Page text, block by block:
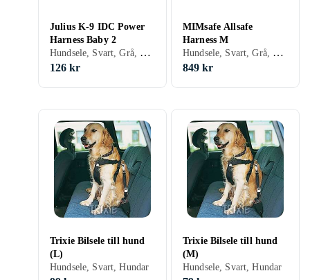
Julius K-9 IDC Power
Harness Baby 2
Hundsele, Svart, Grå, Blå, Röd, Gul, Orange, Grön, Rosa, Lila, Hundar, Katter
126 kr
MIMsafe Allsafe
Harness M
Hundsele, Svart, Grå, Hundar
849 kr
Trixie Bilsele till hund
(L)
Hundsele, Svart, Hundar
Trixie Bilsele till hund
(M)
Hundsele, Svart, Hundar